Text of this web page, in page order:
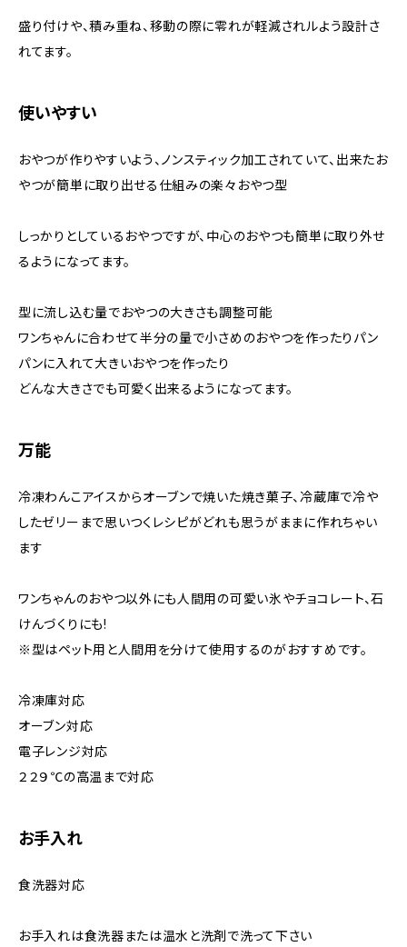
盛り付けや、積み重ね、移動の際に零れが軽減されルよう設計さ
れてます。
使いやすい
おやつが作りやすいよう、ノンスティック加工されていて、出来たお
やつが簡単に取り出せる仕組みの楽々おやつ型
しっかりとしているおやつですが、中心のおやつも簡単に取り外せ
るようになってます。
型に流し込む量でおやつの大きさも調整可能
ワンちゃんに合わせて半分の量で小さめのおやつを作ったりパン
パンに入れて大きいおやつを作ったり
どんな大きさでも可愛く出来るようになってます。
万能
冷凍わんこアイスからオーブンで焼いた焼き菓子、冷蔵庫で冷や
したゼリーまで思いつくレシピがどれも思うがままに作れちゃい
ます
ワンちゃんのおやつ以外にも人間用の可愛い氷やチョコレート、石
けんづくりにも!
※型はペット用と人間用を分けて使用するのがおすすめです。
冷凍庫対応
オーブン対応
電子レンジ対応
２２９℃の高温まで対応
お手入れ
食洗器対応
お手入れは食洗器または温水と洗剤で洗って下さい